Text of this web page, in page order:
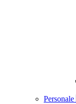
Personale